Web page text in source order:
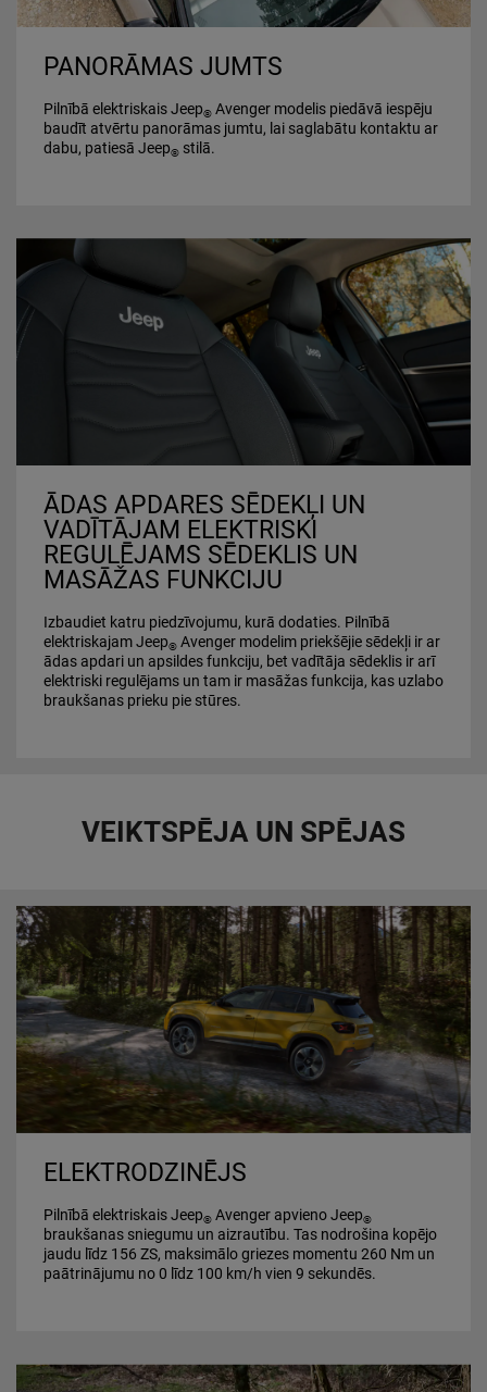
PANORĀMAS JUMTS
Pilnībā elektriskais Jeep® Avenger modelis piedāvā iespēju
baudīt atvērtu panorāmas jumtu, lai saglabātu kontaktu ar
dabu, patiesā Jeep® stilā.
ĀDAS APDARES SĒDEKĻI UN
VADĪTĀJAM ELEKTRISKI
REGULĒJAMS SĒDEKLIS UN
MASĀŽAS FUNKCIJU
Izbaudiet katru piedzīvojumu, kurā dodaties. Pilnībā
elektriskajam Jeep® Avenger modelim priekšējie sēdekļi ir ar
ādas apdari un apsildes funkciju, bet vadītāja sēdeklis ir arī
elektriski regulējams un tam ir masāžas funkcija, kas uzlabo
braukšanas prieku pie stūres.
VEIKTSPĒJA UN SPĒJAS
ELEKTRODZINĒJS
Pilnībā elektriskais Jeep® Avenger apvieno Jeep®
braukšanas sniegumu un aizrautību. Tas nodrošina kopējo
jaudu līdz 156 ZS, maksimālo griezes momentu 260 Nm un
paātrinājumu no 0 līdz 100 km/h vien 9 sekundēs.